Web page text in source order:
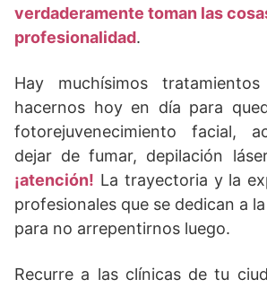
verdaderamente toman las
profesionalidad.
Hay muchísimos
hacernos hoy en día para
fotorejuvenecimiento facial,
dejar de fumar, depilación
¡atención! La trayectoria y la
profesionales que se dedican a
para no arrepentirnos luego.
Recurre a las clínicas de tu